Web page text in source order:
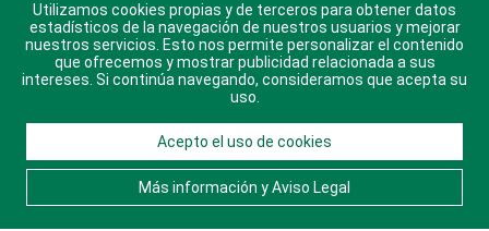
Escuchando al corazón
Economía Personal
Descarga nuestras aplicaciones para Android, iOS y
sistema Huawei.
© 2021 Diario Libre, todos los derechos reservados.
Consulta elAviso Legal. Ponte en Contacto
nosotros y conoce más sobre Diario Libre
Utilizamos cookies propias y de terceros para obtener datos
estadísticos de la navegación de nuestros usuarios y mejorar
nuestros servicios. Esto nos permite personalizar el contenido
que ofrecemos y mostrar publicidad relacionada a sus
intereses. Si continúa navegando, consideramos que acepta su
uso.
Acepto el uso de cookies
Más información y Aviso Legal